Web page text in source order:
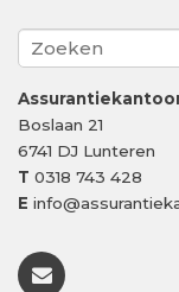
Boslaan 21
6741 DJ Lunteren
T 0318 743 428
E